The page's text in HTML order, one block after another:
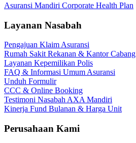
Asuransi Mandiri Corporate Health Plan
Layanan Nasabah
Pengajuan Klaim Asuransi
Rumah Sakit Rekanan & Kantor Cabang
Layanan Kepemilikan Polis
FAQ & Informasi Umum Asuransi
Unduh Formulir
CCC & Online Booking
Testimoni Nasabah AXA Mandiri
Kinerja Fund Bulanan & Harga Unit
Perusahaan Kami